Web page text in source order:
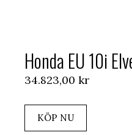
Honda EU 10i
34.823,00 kr
KÖP NU